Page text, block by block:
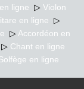
ligne ▷ Violon
en ligne ▷
▷Accordéon en
▷ Chant en ligne
en ligne